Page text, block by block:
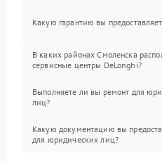
Какую гарантию вы
В каких районах Смоленска
сервисные центры DeLonghi?
Выполняете ли вы ремонт для
лиц?
Какую документацию вы
для юридических лиц?